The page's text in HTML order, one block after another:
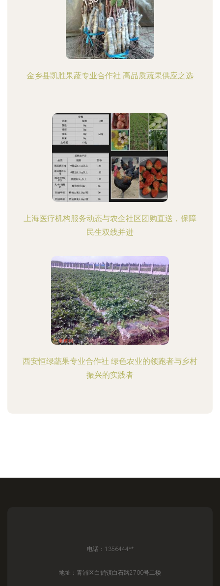
金乡县凯胜果蔬专业合作社 高品质蔬果供应之选
上海医疗机构服务动态与农企社区团购直送，保障
民生双线并进
西安恒绿蔬果专业合作社 绿色农业的领跑者与乡村
振兴的实践者
电话：1356444**
地址：青浦区白鹤镇白石路2700号二楼